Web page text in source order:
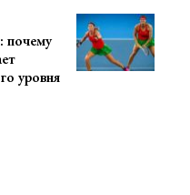
почему
уровня